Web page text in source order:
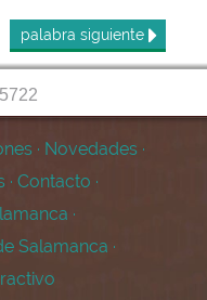
palabra siguiente
· Novedades ·
· Contacto ·
·
Salamanca ·